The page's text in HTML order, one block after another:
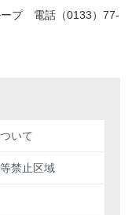
プ 電話（0133）77-
いて
禁止区域